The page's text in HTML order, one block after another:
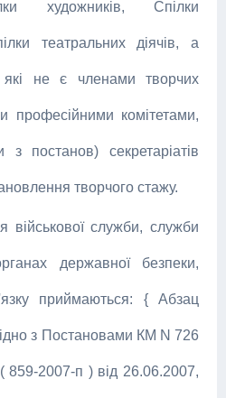
художників, Спілки
театральних діячів, а
які не є членами творчих
професійними комітетами,
з постанов) секретаріатів
творчого стажу.
військової служби, служби
державної безпеки,
приймаються: { Абзац
з Постановами КМ N 726
859-2007-п ) від 26.06.2007,